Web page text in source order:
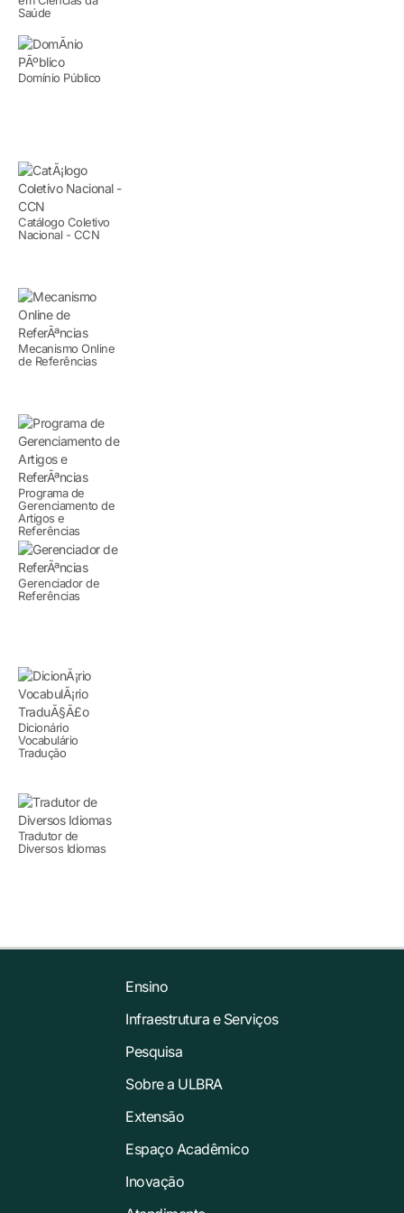
Saúde
Domínio Público
Catálogo Coletivo
Nacional - CCN
Mecanismo Online
de Referências
Programa de
Gerenciamento de
Artigos e
Referências
Gerenciador de
Referências
Dicionário
Vocabulário
Tradução
Tradutor de
Diversos Idiomas
Ensino
Infraestrutura e Serviços
Pesquisa
Sobre a ULBRA
Extensão
Espaço Acadêmico
Inovação